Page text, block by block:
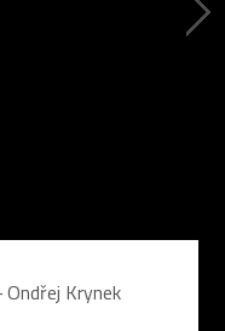
Ondřej Krynek